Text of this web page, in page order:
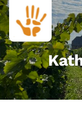
Zum Inhalt